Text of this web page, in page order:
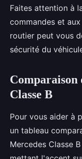
Faites attention à
commandes et
routier peut vous
sécurité du
Comparaison
Classe B
Pour vous aider à
un tableau
Mercedes Classe